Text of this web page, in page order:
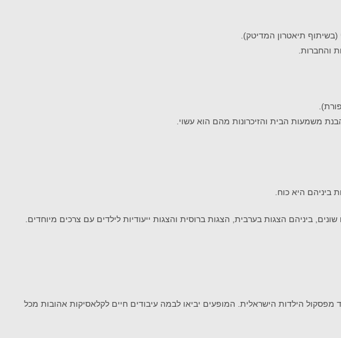
והחברות.
משמעות הבית והזיכרונות מהם הוא עשוי.
ביניהם היא כוח.
מפסקול הילדות הישראלית. המופעים יביאו לבמה עיבודים חיים לקלאסיקות אהובות מכל